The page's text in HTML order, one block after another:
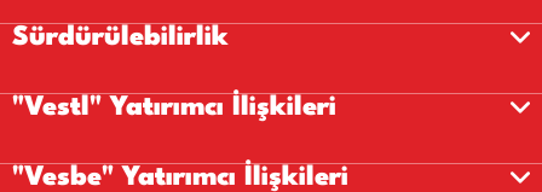
Sürdürülebilirlik
"Vestl" Yatırımcı İlişkileri
"Vesbe" Yatırımcı İlişkileri